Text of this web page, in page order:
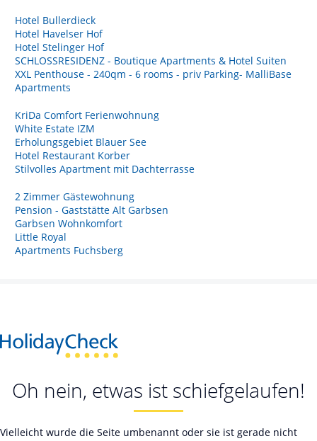
Hotel Bullerdieck
Hotel Havelser Hof
Hotel Stelinger Hof
SCHLOSSRESIDENZ - Boutique Apartments & Hotel Suiten
XXL Penthouse - 240qm - 6 rooms - priv Parking- MalliBase
Apartments
KriDa Comfort Ferienwohnung
White Estate IZM
Erholungsgebiet Blauer See
Hotel Restaurant Korber
Stilvolles Apartment mit Dachterrasse
2 Zimmer Gästewohnung
Pension - Gaststätte Alt Garbsen
Garbsen Wohnkomfort
Little Royal
Apartments Fuchsberg
Oh nein, etwas ist schiefgelaufen!
Vielleicht wurde die Seite umbenannt oder sie ist gerade nicht